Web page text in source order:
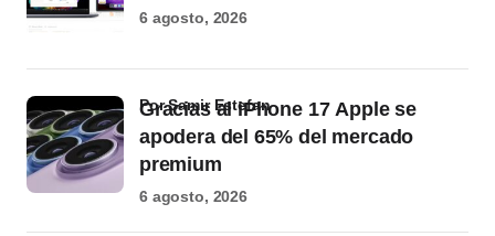
6 agosto, 2026
Gracias al iPhone 17 Apple se
apodera del 65% del mercado
premium
por Samir Estefan
6 agosto, 2026